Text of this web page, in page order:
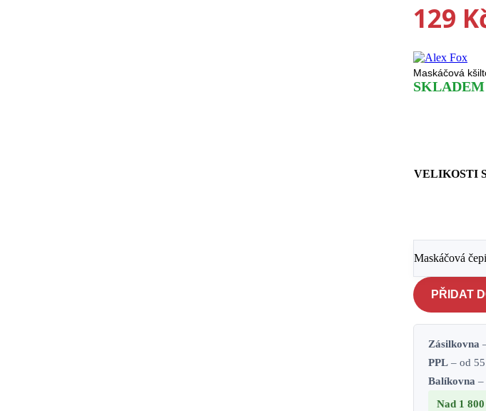
129
Maskáčová
SKLADEM
VELIKOSTI
Maskáčová
PŘIDAT
Zásilkovna
PPL – od
Balíkovna –
Nad 1